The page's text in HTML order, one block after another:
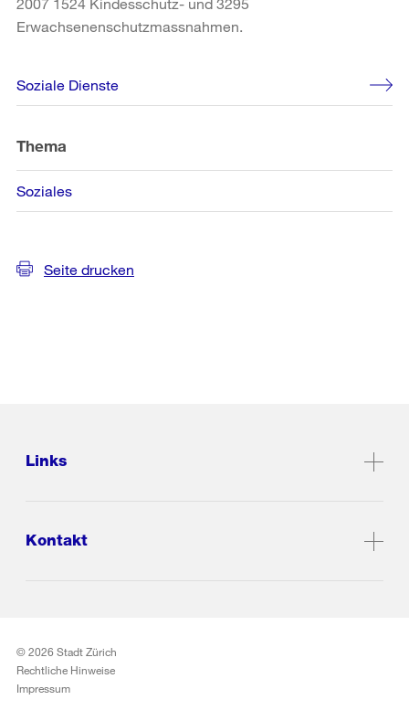
Erwachsenenschutzmassnahmen.
Weitere
Informationen
Soziale Dienste
Thema
Soziales
Seite drucken
Links
Kontakt
© 2026 Stadt Zürich
Rechtliche Hinweise
Impressum